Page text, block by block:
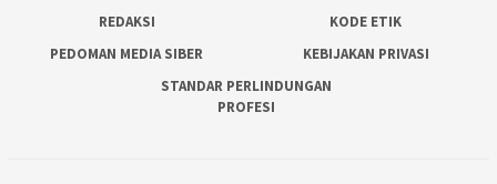
REDAKSI
KODE ETIK
PEDOMAN MEDIA SIBER
KEBIJAKAN PRIVASI
STANDAR PERLINDUNGAN
PROFESI